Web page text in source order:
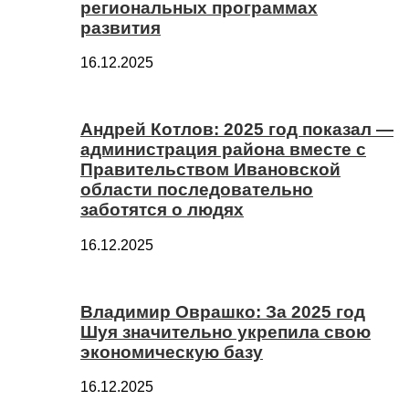
региональных программах
развития
16.12.2025
Андрей Котлов: 2025 год показал —
администрация района вместе с
Правительством Ивановской
области последовательно
заботятся о людях
16.12.2025
Владимир Оврашко: За 2025 год
Шуя значительно укрепила свою
экономическую базу
16.12.2025